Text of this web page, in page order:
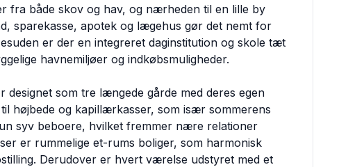
fra både skov og hav, og nærheden til en lille by
sparekasse, apotek og lægehus gør det nemt for
er der en integreret daginstitution og skole tæt
havnemiljøer og indkøbsmuligheder.
som tre længede gårde med deres egen
højbede og kapillærkasser, som især sommerens
syv beboere, hvilket fremmer nære relationer
er rummelige et-rums boliger, som harmonisk
Derudover er hvert værelse udstyret med et